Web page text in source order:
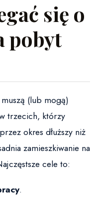
się o
pobyt
(lub mogą)
trzecich, którzy
okres dłuższy niż
zamieszkiwanie na
cele to:
.